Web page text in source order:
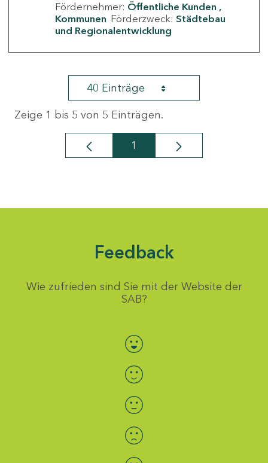
Fördernehmer: Öffentliche Kunden
Kommunen Förderzweck: Städtebau
und Regionalentwicklung
40 Einträge
Zeige 1 bis 5 von 5 Einträgen.
Seite
1
Feedback
Wie zufrieden sind Sie mit der Website der
SAB?
Bewertung auswählen